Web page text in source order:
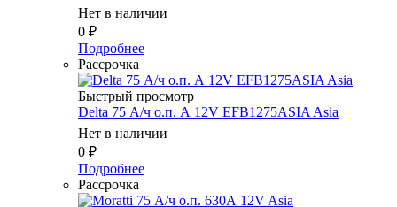
Нет в наличии
0 ₽
Подробнее
Рассрочка
Быстрый просмотр
Delta 75 А/ч о.п. А 12V EFB1275ASIA Asia
Нет в наличии
0 ₽
Подробнее
Рассрочка